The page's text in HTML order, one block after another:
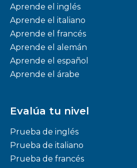
Aprende el inglés
Aprende el italiano
Aprende el francés
Aprende el alemán
Aprende el español
Aprende el árabe
Evalúa tu nivel
Prueba de inglés
Prueba de italiano
Prueba de francés